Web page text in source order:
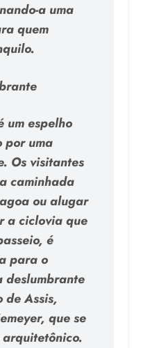
a uma
quem
um espelho
por uma
Os visitantes
caminhada
ou alugar
a ciclovia que
é
para o
deslumbrante
de Assis,
que se
arquitetônico.